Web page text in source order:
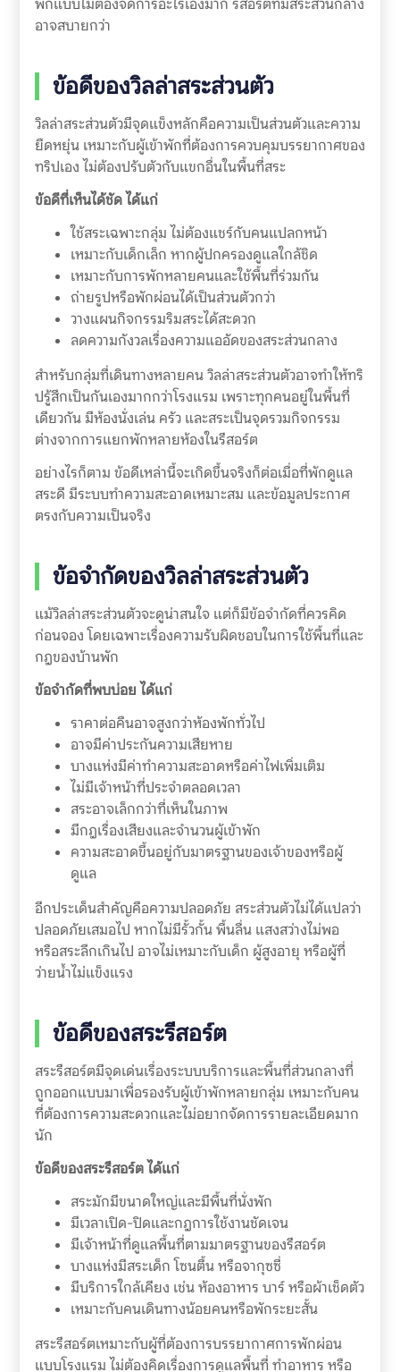
พักแบบไม่ต้องจัดการอะไรเองมาก รีสอร์ตที่มีสระส่วนกลาง
อาจสบายกว่า
ข้อดีของวิลล่าสระส่วนตัว
วิลล่าสระส่วนตัวมีจุดแข็งหลักคือความเป็นส่วนตัวและความ
ยืดหยุ่น เหมาะกับผู้เข้าพักที่ต้องการควบคุมบรรยากาศของ
ทริปเอง ไม่ต้องปรับตัวกับแขกอื่นในพื้นที่สระ
ข้อดีที่เห็นได้ชัด ได้แก่
ใช้สระเฉพาะกลุ่ม ไม่ต้องแชร์กับคนแปลกหน้า
เหมาะกับเด็กเล็ก หากผู้ปกครองดูแลใกล้ชิด
เหมาะกับการพักหลายคนและใช้พื้นที่ร่วมกัน
ถ่ายรูปหรือพักผ่อนได้เป็นส่วนตัวกว่า
วางแผนกิจกรรมริมสระได้สะดวก
ลดความกังวลเรื่องความแออัดของสระส่วนกลาง
สำหรับกลุ่มที่เดินทางหลายคน วิลล่าสระส่วนตัวอาจทำให้ทริ
ปรู้สึกเป็นกันเองมากกว่าโรงแรม เพราะทุกคนอยู่ในพื้นที่
เดียวกัน มีห้องนั่งเล่น ครัว และสระเป็นจุดรวมกิจกรรม
ต่างจากการแยกพักหลายห้องในรีสอร์ต
อย่างไรก็ตาม ข้อดีเหล่านี้จะเกิดขึ้นจริงก็ต่อเมื่อที่พักดูแล
สระดี มีระบบทำความสะอาดเหมาะสม และข้อมูลประกาศ
ตรงกับความเป็นจริง
ข้อจำกัดของวิลล่าสระส่วนตัว
แม้วิลล่าสระส่วนตัวจะดูน่าสนใจ แต่ก็มีข้อจำกัดที่ควรคิด
ก่อนจอง โดยเฉพาะเรื่องความรับผิดชอบในการใช้พื้นที่และ
กฎของบ้านพัก
ข้อจำกัดที่พบบ่อย ได้แก่
ราคาต่อคืนอาจสูงกว่าห้องพักทั่วไป
อาจมีค่าประกันความเสียหาย
บางแห่งมีค่าทำความสะอาดหรือค่าไฟเพิ่มเติม
ไม่มีเจ้าหน้าที่ประจำตลอดเวลา
สระอาจเล็กกว่าที่เห็นในภาพ
มีกฎเรื่องเสียงและจำนวนผู้เข้าพัก
ความสะอาดขึ้นอยู่กับมาตรฐานของเจ้าของหรือผู้
ดูแล
อีกประเด็นสำคัญคือความปลอดภัย สระส่วนตัวไม่ได้แปลว่า
ปลอดภัยเสมอไป หากไม่มีรั้วกั้น พื้นลื่น แสงสว่างไม่พอ
หรือสระลึกเกินไป อาจไม่เหมาะกับเด็ก ผู้สูงอายุ หรือผู้ที่
ว่ายน้ำไม่แข็งแรง
ข้อดีของสระรีสอร์ต
สระรีสอร์ตมีจุดเด่นเรื่องระบบบริการและพื้นที่ส่วนกลางที่
ถูกออกแบบมาเพื่อรองรับผู้เข้าพักหลายกลุ่ม เหมาะกับคน
ที่ต้องการความสะดวกและไม่อยากจัดการรายละเอียดมาก
นัก
ข้อดีของสระรีสอร์ต ได้แก่
สระมักมีขนาดใหญ่และมีพื้นที่นั่งพัก
มีเวลาเปิด-ปิดและกฎการใช้งานชัดเจน
มีเจ้าหน้าที่ดูแลพื้นที่ตามมาตรฐานของรีสอร์ต
บางแห่งมีสระเด็ก โซนตื้น หรือจากุซซี่
มีบริการใกล้เคียง เช่น ห้องอาหาร บาร์ หรือผ้าเช็ดตัว
เหมาะกับคนเดินทางน้อยคนหรือพักระยะสั้น
สระรีสอร์ตเหมาะกับผู้ที่ต้องการบรรยากาศการพักผ่อน
แบบโรงแรม ไม่ต้องคิดเรื่องการดูแลพื้นที่ ทำอาหาร หรือ